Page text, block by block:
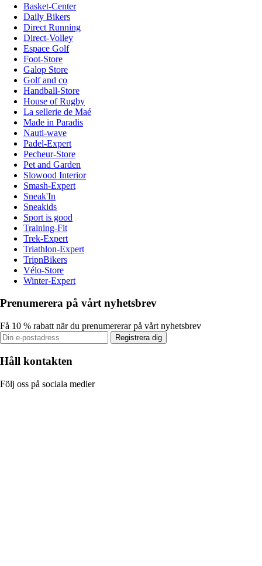
Basket-Center
Daily Bikers
Direct Running
Direct-Volley
Espace Golf
Foot-Store
Galop Store
Golf and co
Handball-Store
House of Rugby
La sellerie de Maé
Made in Paradis
Nauti-wave
Padel-Expert
Pecheur-Store
Pet and Garden
Slowood Interior
Smash-Expert
Sneak'In
Sneakids
Sport is good
Training-Fit
Trek-Expert
Triathlon-Expert
TripnBikers
Vélo-Store
Winter-Expert
Prenumerera på vårt nyhetsbrev
Få 10 % rabatt när du prenumererar på vårt nyhetsbrev
Registrera dig
Håll kontakten
Följ oss på sociala medier